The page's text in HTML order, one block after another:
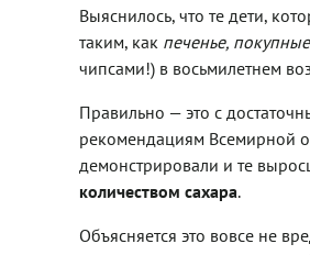
Выяснилось, что те дети,
таким, как печенье,
чипсами!) в восьмилетнем
Правильно — это с
рекомендациям Всемирной
демонстрировали и те
количеством сахара.
Объясняется это вовсе не